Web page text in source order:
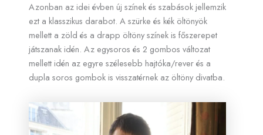
Azonban az idei évben új színek és szabások jellemzik
ezt a klasszikus darabot. A szürke és kék öltönyök
mellett a zöld és a drapp öltöny színek is főszerepet
játszanak idén. Az egysoros és 2 gombos változat
mellett idén az egyre szélesebb hajtóka/rever és a
dupla soros gombok is visszatérnek az öltöny divatba.